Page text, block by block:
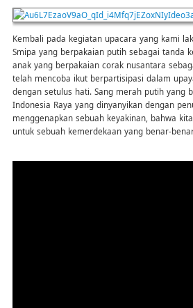
Kembali pada kegiatan upacara yang kami
Smipa yang berpakaian putih sebagai tanda
anak yang berpakaian corak nusantara
telah mencoba ikut berpartisipasi dalam
dengan setulus hati. Sang merah putih yang
Indonesia Raya yang dinyanyikan dengan
menggenapkan sebuah keyakinan, bahwa
untuk sebuah kemerdekaan yang benar-